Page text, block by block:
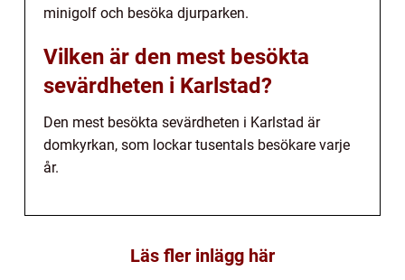
minigolf och besöka djurparken.
Vilken är den mest besökta
sevärdheten i Karlstad?
Den mest besökta sevärdheten i Karlstad är
domkyrkan, som lockar tusentals besökare varje
år.
Läs fler inlägg här